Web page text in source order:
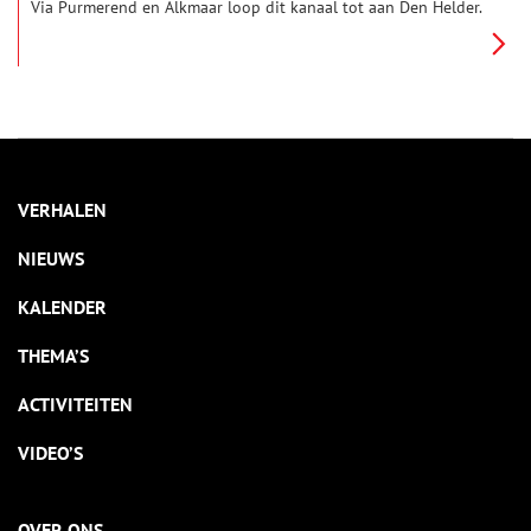
Via Purmerend en Alkmaar loop dit kanaal tot aan Den Helder.
VERHALEN
NIEUWS
KALENDER
THEMA’S
ACTIVITEITEN
VIDEO’S